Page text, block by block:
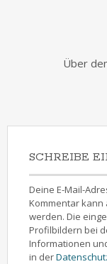
Über
SCHREIBE
Deine E-Mail-
Kommentar kann
werden. Die
Profilbildern bei
Informationen
in der